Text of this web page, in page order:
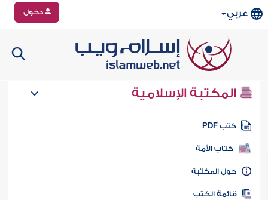
عربي دخول
المكتبة الإسلامية
كتب PDF
كتاب الأمة
المكتبة